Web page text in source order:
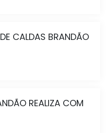
CALDAS BRANDÃO
REALIZA COM